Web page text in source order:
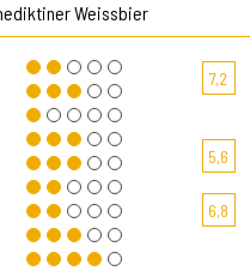
Weissbier
7,2
5,6
6,8